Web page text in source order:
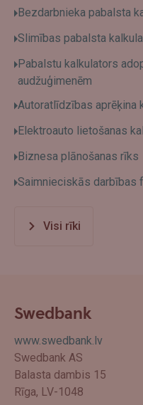
Bezdarbnieka pabalsta
Slimības pabalsta
Pabalstu kalkulators
audžuģimenēm
Autoratlīdzības aprēķina
Elektroauto lietošanas
Biznesa plānošanas rīks
Saimnieciskās darbības
Visi rīki
Swedbank
www.swedbank.lv
Swedbank AS
Balasta dambis 15
Rīga, LV-1048